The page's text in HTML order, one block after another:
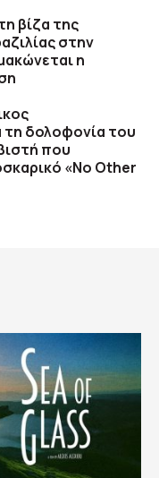
βίζα της
στην
η
τη δολοφονία του
που
«No Other